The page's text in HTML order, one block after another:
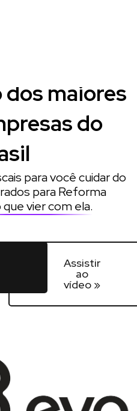
maiores
do
para você cuidar do
para Reforma
vier com ela.
Assistir
ao
vídeo »